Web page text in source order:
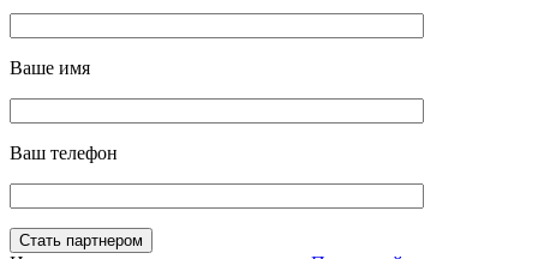
Ваше имя
Ваш телефон